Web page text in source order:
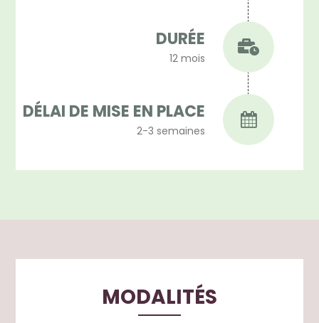
DURÉE
12 mois
DÉLAI DE MISE EN PLACE
2-3 semaines
MODALITÉS